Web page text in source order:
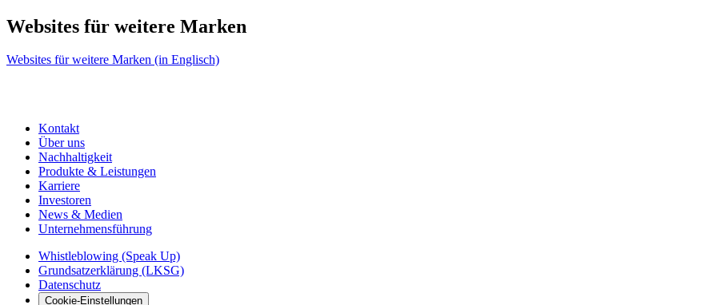
Websites für weitere Marken
Websites für weitere Marken (in Englisch)
Kontakt
Über uns
Nachhaltigkeit
Produkte & Leistungen
Karriere
Investoren
News & Medien
Unternehmensführung
Whistleblowing (Speak Up)
Grundsatzerklärung (LKSG)
Datenschutz
Cookie-Einstellungen